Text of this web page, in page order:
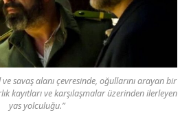
savaş alanı çevresinde, oğullarını arayan bir
kayıtları ve karşılaşmalar üzerinden ilerleyen
yas yolculuğu.”